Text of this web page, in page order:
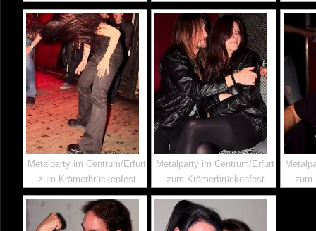
Metalparty im Centrum/Erfurt
zum Krämerbrückenfest
Metalparty im Centrum/Erfurt
zum Krämerbrückenfest
zum